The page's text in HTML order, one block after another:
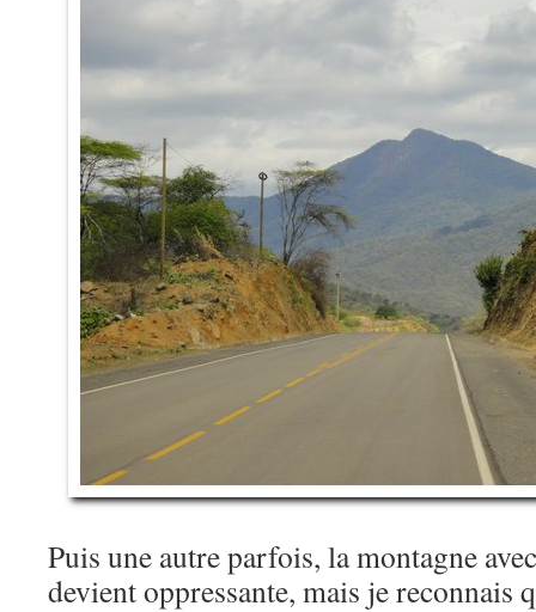
Puis une autre parfois, la montagne
devient oppressante, mais je reconnais